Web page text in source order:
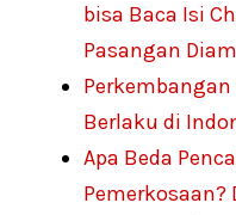
bisa Baca Isi
Pasangan
Berlaku di
Apa Beda